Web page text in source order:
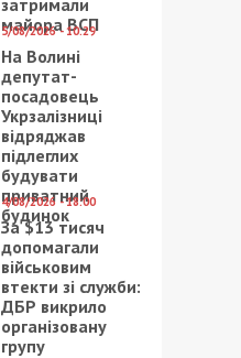
майора ВСП
5/08/2026 - 10:29
На Волині
депутат-
посадовець
Укрзалізниці
відряджав
підлеглих
будувати
приватний
будинок
4/08/2026 - 18:00
За $13 тисяч
допомагали
військовим
втекти зі служби:
ДБР викрило
організовану
групу